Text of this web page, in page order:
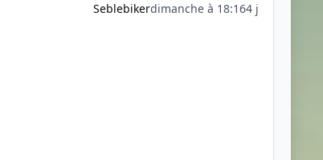
Seblebikerdimanche à 18:164 j